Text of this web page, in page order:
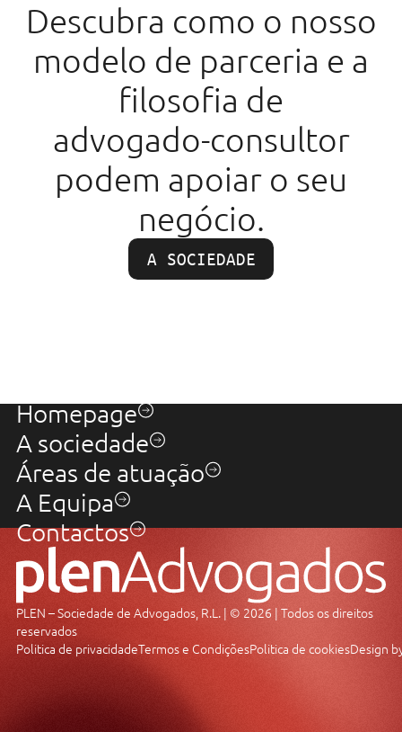
Descubra como o nosso
modelo de parceria e a
filosofia de
advogado-consultor
podem apoiar o seu
negócio.
A SOCIEDADE
Homepage
A sociedade
Áreas de atuação
A Equipa
Contactos
PLEN – Sociedade de Advogados, R.L. | © 2026 | Todos os direitos
reservados
Politica de privacidadeTermos e CondiçõesPolitica de cookiesDesign